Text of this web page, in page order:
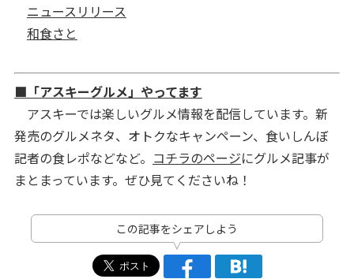
ニュースリリース
和食さと
■「アスキーグルメ」やってます
アスキーでは楽しいグルメ情報を配信しています。新
発売のグルメネタ、オトクなキャンペーン、食いしんぼ
記者の食レポなどなど。 コチラのページにグルメ記事が
まとまっています。ぜひ見てくださいね！
この記事をシェアしよう